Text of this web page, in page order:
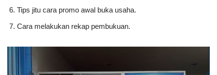
Tips jitu cara promo awal buka usaha.
Cara melakukan rekap pembukuan.